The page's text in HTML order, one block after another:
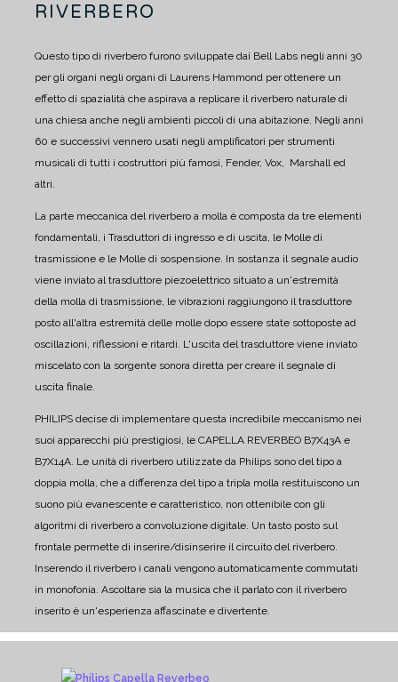
RIVERBERO
Questo tipo di riverbero furono sviluppate dai Bell Labs negli anni 30
per gli organi negli organi di Laurens Hammond per ottenere un
effetto di spazialità che aspirava a replicare il riverbero naturale di
una chiesa anche negli ambienti piccoli di una abitazione. Negli anni
60 e successivi vennero usati negli amplificatori per strumenti
musicali di tutti i costruttori più famosi, Fender, Vox, Marshall ed
altri.
La parte meccanica del riverbero a molla è composta da tre elementi
fondamentali, i Trasduttori di ingresso e di uscita, le Molle di
trasmissione e le Molle di sospensione. In sostanza il segnale audio
viene inviato al trasduttore piezoelettrico situato a un'estremità
della molla di trasmissione, le vibrazioni raggiungono il trasduttore
posto all'altra estremità delle molle dopo essere state sottoposte ad
oscillazioni, riflessioni e ritardi. L'uscita del trasduttore viene inviato
miscelato con la sorgente sonora diretta per creare il segnale di
uscita finale.
PHILIPS decise di implementare questa incredibile meccanismo nei
suoi apparecchi più prestigiosi, le CAPELLA REVERBEO B7X43A e
B7X14A. Le unità di riverbero utilizzate da Philips sono del tipo a
doppia molla, che a differenza del tipo a tripla molla restituiscono un
suono più evanescente e caratteristico, non ottenibile con gli
algoritmi di riverbero a convoluzione digitale. Un tasto posto sul
frontale permette di inserire/disinserire il circuito del riverbero.
Inserendo il riverbero i canali vengono automaticamente commutati
in monofonia. Ascoltare sia la musica che il parlato con il riverbero
inserito è un'esperienza affascinate e divertente.